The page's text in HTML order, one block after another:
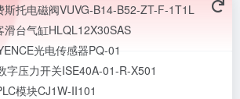
斯托电磁阀VUVG-B14-B52-ZT-F-1T1L
滑台气缸HLQL12X30SAS
光电传感器PQ-01
字压力开关ISE40A-01-R-X501
模块CJ1W-II101